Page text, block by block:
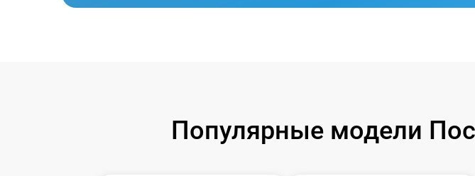
Популярные модели